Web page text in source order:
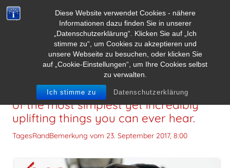
Diese Website verwendet Cookies - nähere
Informationen dazu finden Sie in unserer
„Datenschutzerklärung“. Klicken Sie auf „Ich
stimme zu“, um Cookies zu akzeptieren und
unsere Webseite zu besuchen, oder klicken Sie
auf „Cookie-Einstellungen“, um Ihre Cookies selbst
zu verwalten.
Ich stimme zu Datenschutzerklärung
Being told you’re appreciated is one
of the most simplest yet incredibly
uplifting things you can ever hear.
TagesRandBemerkung vom 23. September 2017, 8:00